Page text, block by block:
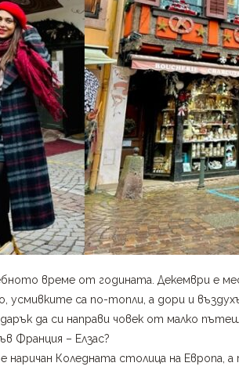
време от годината. Декември е
усмивките са по-топли, а дори и
да си направи човек от малко
Франция – Елзас?
наричан Коледната столица на